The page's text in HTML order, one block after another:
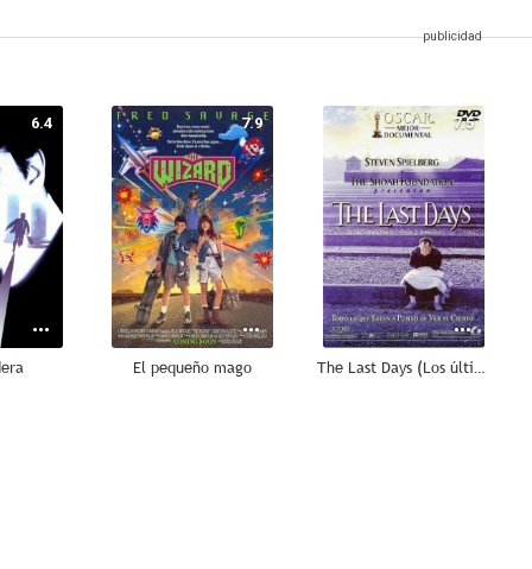
6.4 7.9
El pequeño mago
7.5
The Last Days (Los últimos días)